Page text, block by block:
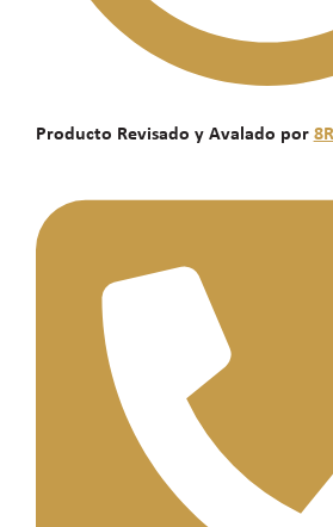
Producto Revisado y Avalado por